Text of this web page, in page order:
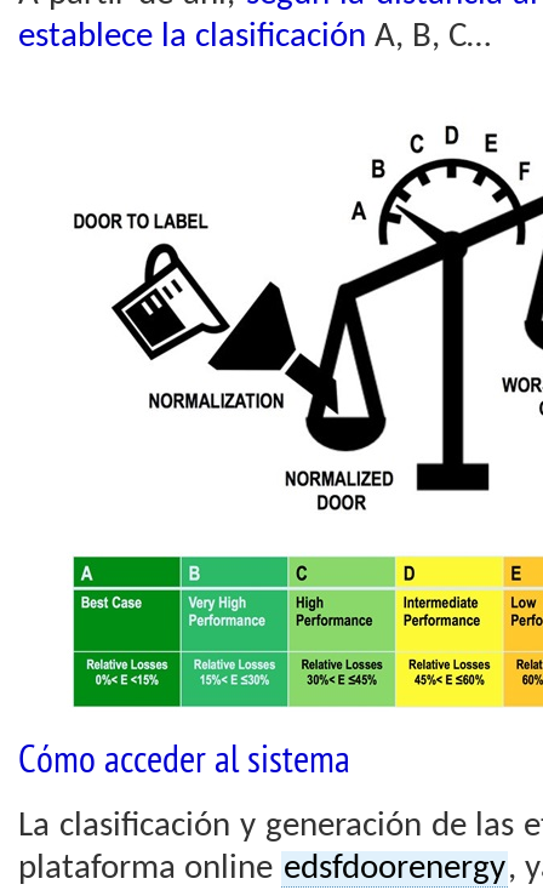
establece la clasificación A, B, C…
Cómo acceder al sistema
La clasificación y generación de las
plataforma online edsfdoorenergy,